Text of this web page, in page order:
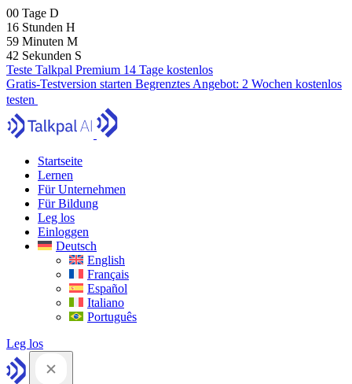
00 Tage D
16 Stunden H
59 Minuten M
41 Sekunden S
Teste Talkpal Premium 14 Tage kostenlos
Gratis-Testversion starten Begrenztes Angebot: 2 Wochen kostenlos
testen
Startseite
Lernen
Für Unternehmen
Für Bildung
Leg los
Einloggen
Deutsch
English
Français
Español
Italiano
Português
Leg los